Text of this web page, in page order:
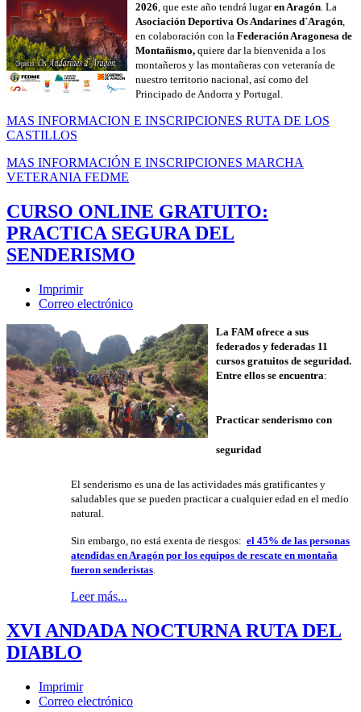
2026, que este año tendrá lugaren Aragón. La
Asociación Deportiva Os Andarines d´Aragón,
en colaboración con la Federación Aragonesa de
Montañismo, quiere dar la bienvenida a los
montañeros y las montañeras con veteranía de
nuestro territorio nacional, así como del
Principado de Andorra y Portugal.
MAS INFORMACION E INSCRIPCIONES RUTA DE LOS
CASTILLOS
MAS INFORMACIÓN E INSCRIPCIONES MARCHA
VETERANIA FEDME
CURSO ONLINE GRATUITO:
PRACTICA SEGURA DEL
SENDERISMO
Imprimir
Correo electrónico
La FAM ofrece a sus
federados y federadas 11
cursos gratuitos de seguridad.
Entre ellos se encuentra:
Practicar senderismo con
seguridad
El senderismo es una de las actividades más gratificantes y
saludables que se pueden practicar a cualquier edad en el medio
natural.
Sin embargo, no está exenta de riesgos: el 45% de las personas
atendidas en Aragón por los equipos de rescate en montaña
fueron senderistas
Leer más...
XVI ANDADA NOCTURNA RUTA DEL
DIABLO
Imprimir
Correo electrónico